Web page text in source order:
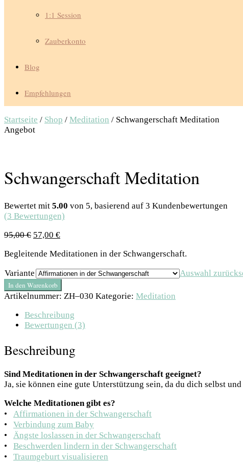
1:1 Session
Zauberkonto
Blog
Empfehlungen
Startseite / Shop / Meditation / Schwangerschaft Meditation
Angebot
Schwangerschaft Meditation
Bewertet mit 5.00 von 5, basierend auf 3 Kundenbewertungen
(3 Bewertungen)
95,00€ 57,00 €
Begleitende Meditationen in der Schwangerschaft.
Variante
Auswahl
In den Warenkorb
Artikelnummer: ZH–030 Kategorie: Meditation
Beschreibung
Bewertungen (3)
Beschreibung
Sind Meditationen in der Schwangerschaft geeignet?
Ja, sie können eine gute Unterstützung sein, da du dich selbst
Welche Meditationen gibt es?
•⠀ Affirmationen in der Schwangerschaft
•⠀ Verbindung zum Baby
•⠀ Ängste loslassen in der Schwangerschaft
•⠀ Beschwerden lindern in der Schwangerschaft
•⠀ Traumgeburt visualisieren